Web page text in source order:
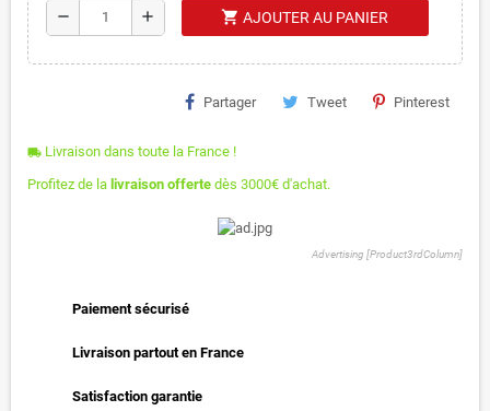
remove add shopping_cart AJOUTER AU PANIER
Partager Tweet Pinterest
local_shipping Livraison dans toute la France !
Profitez de la livraison offerte dès 3000€ d'achat.
Advertising [Product3rdColumn]
Paiement sécurisé
Livraison partout en France
Satisfaction garantie